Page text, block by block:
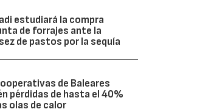
estudiará la compra
de forrajes ante la
de pastos por la sequía
de Baleares
pérdidas de hasta el 40%
olas de calor